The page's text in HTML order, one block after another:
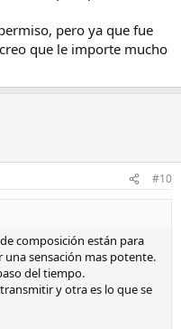
pero ya que fue
que le importe mucho
#10
composición están para
sensación mas potente.
del tiempo.
y otra es lo que se